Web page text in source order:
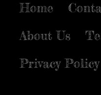
Home
About Us
Privacy Policy